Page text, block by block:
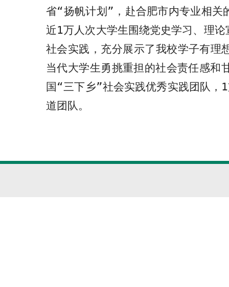
省“扬帆计划”，赴合肥市内专业相关
近1万人次大学生围绕党史学习、理
社会实践，充分展示了我校学子有理
当代大学生勇挑重担的社会责任感和
国“三下乡”社会实践优秀实践团队， 1
道团队。